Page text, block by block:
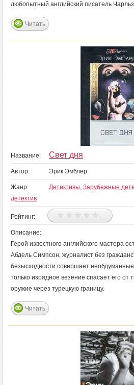
любопытный английский писатель
Читать
Название: Свет дня
Автор: Эрик Эмблер
Жанр: Детективы, Зарубежные
детектив
Рейтинг:
Описание:
Герой известного английского мастера
Абдель Симпсон, журналист без
безысходности совершает
только изрядное везение спасает его от
оружие через турецкую границу.
Читать